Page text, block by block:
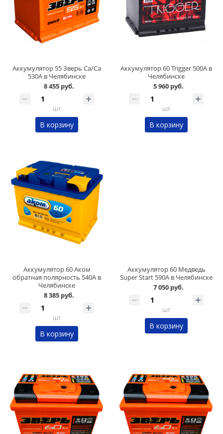
Аккумулятор 55 Зверь Ca/Ca
530А в Челябинске
8 455 руб.
шт
В корзину
Аккумулятор 60 Trigger 500А в
Челябинске
5 960 руб.
шт
В корзину
Аккумулятор 60 Аком
обратная полярность 540А в
Челябинске
8 385 руб.
шт
В корзину
Аккумулятор 60 Медведь
Super Start 590А в Челябинске
7 050 руб.
шт
В корзину